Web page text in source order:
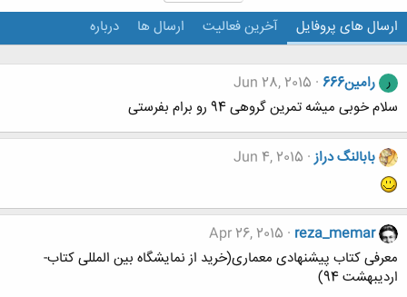
ارسال های پروفایل آخرین فعالیت ارسال ها درباره
ر رامین666
Jun 28, 2015
سلام خوبی میشه تمرین گروهی 94 رو برام بفرستی
بابالنگ دراز Jun 4, 2015
reza_memar
Apr 26, 2015
معرفی کتاب پیشنهادی معماری(خرید از نمایشگاه بین المللی کتاب-
اردیبهشت 94)